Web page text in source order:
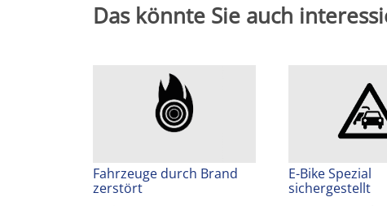
Das könnte Sie auch
Fahrzeuge durch Brand
zerstört
E-Bike Spezial
sichergestellt